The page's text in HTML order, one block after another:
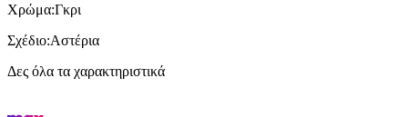
Χρώμα:Γκρι
Σχέδιο:Αστέρια
Δες όλα τα χαρακτηριστικά